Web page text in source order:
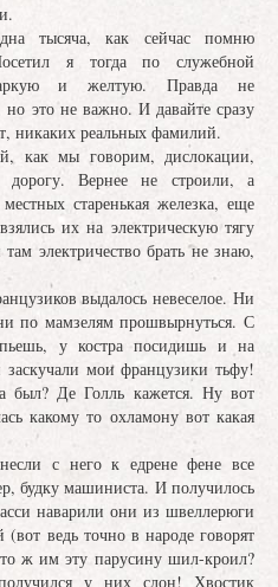
тысяча, как сейчас помню
я тогда по служебной
и желтую. Правда не
но это не важно. И давайте сразу
никаких реальных фамилий.
как мы говорим, дислокации,
дорогу. Вернее не строили, а
старенькая железка, еще
их на электрическую тягу
электричество брать не знаю,
выдалось невеселое. Ни
по мамзелям прошвырнуться. С
у костра посидишь и на
мои французики тьфу!
был? Де Голль кажется. Ну вот
какому то охламону вот какая
с него к едрене фене все
будку машиниста. И получилось
наварили они из швеллерюги
(вот ведь точно в народе говорят
ж им эту парусину шил-кроил?
у них слон! Хвостик